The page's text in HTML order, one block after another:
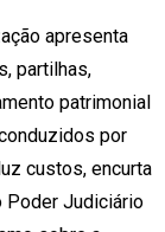
apresenta
partilhas,
patrimonial
por
custos, encurta
Poder Judiciário